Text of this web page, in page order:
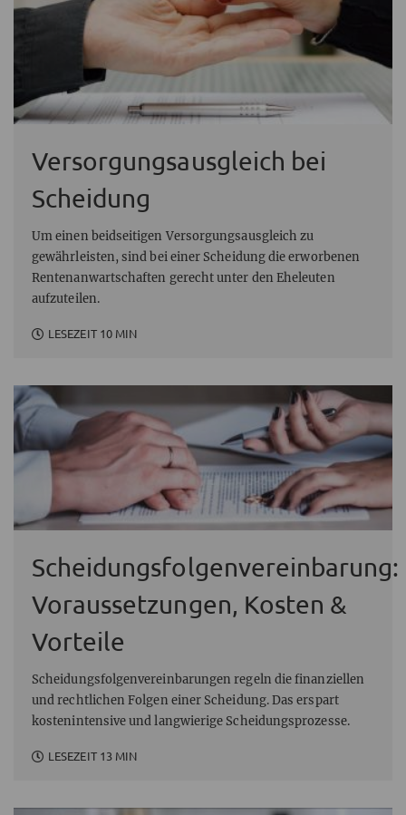
Versorgungsausgleich bei
Scheidung
Um einen beidseitigen Versorgungsausgleich zu
gewährleisten, sind bei einer Scheidung die erworbenen
Rentenanwartschaften gerecht unter den Eheleuten
aufzuteilen.
LESEZEIT 10 MIN
Scheidungsfolgenvereinbarung:
Voraussetzungen, Kosten &
Vorteile
Scheidungsfolgenvereinbarungen regeln die finanziellen
und rechtlichen Folgen einer Scheidung. Das erspart
kostenintensive und langwierige Scheidungsprozesse.
LESEZEIT 13 MIN